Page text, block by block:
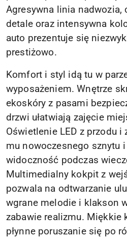
Agresywna linia nadwozia,
detale oraz intensywna
auto prezentuje się
prestiżowo.
Komfort i styl idą tu w
wyposażeniem. Wnętrze
ekoskóry z pasami
drzwi ułatwiają zajęcie
Oświetlenie LED z przodu i
mu nowoczesnego sznytu
widoczność podczas
Multimedialny kokpit z
pozwala na odtwarzanie
wgrane melodie i klakson
zabawie realizmu. Miękkie
płynne poruszanie się po